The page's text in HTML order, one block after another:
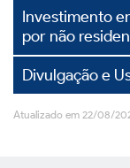
Vídeos
Investimento
por não
Divulgação e
Atualizado em 22/08/